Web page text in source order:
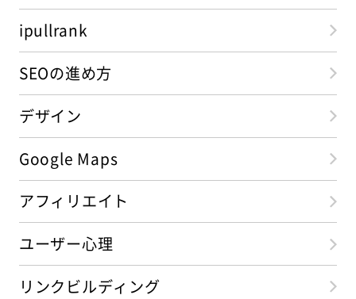
ipullrank
SEOの進め方
デザイン
Google Maps
アフィリエイト
ユーザー心理
リンクビルディング